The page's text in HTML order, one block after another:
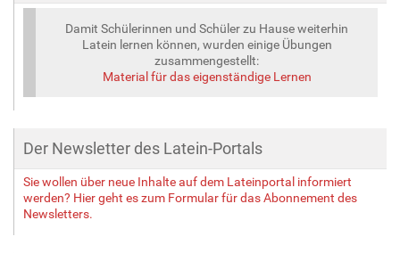
Damit Schülerinnen und Schüler zu Hause weiterhin
Latein lernen können, wurden einige Übungen
zusammengestellt:
Material für das eigenständige Lernen
Der Newsletter des Latein-Portals
Sie wollen über neue Inhalte auf dem Lateinportal informiert
werden? Hier geht es zum Formular für das Abonnement des
Newsletters.